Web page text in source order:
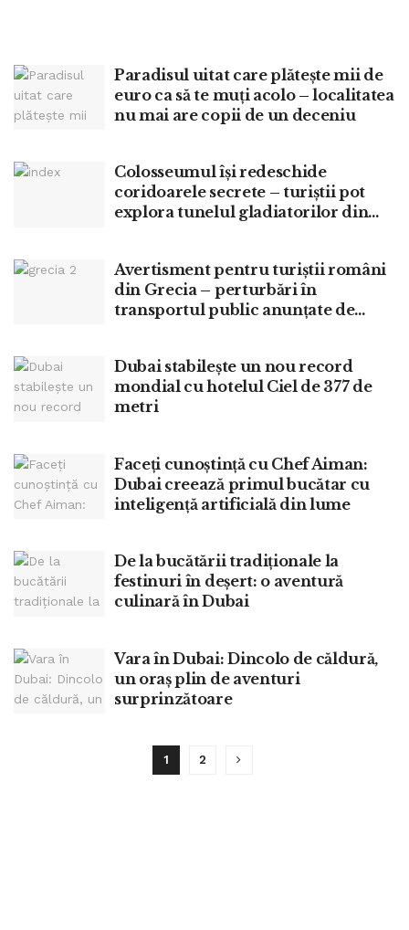
Paradisul uitat care plătește mii de
euro ca să te muți acolo – localitatea
nu mai are copii de un deceniu
Colosseumul își redeschide
coridoarele secrete – turiștii pot
explora tunelul gladiatorilor din
Avertisment pentru turiștii români
din Grecia – perturbări în
transportul public anunțate de
Dubai stabilește un nou record
mondial cu hotelul Ciel de 377 de
metri
Faceți cunoștință cu Chef Aiman:
Dubai creează primul bucătar cu
inteligență artificială din lume
De la bucătării tradiționale la
festinuri în deșert: o aventură
culinară în Dubai
Vara în Dubai: Dincolo de căldură,
un oraș plin de aventuri
surprinzătoare
1 2